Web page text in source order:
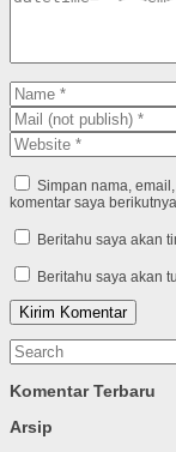
Simpan nama,
komentar saya
Beritahu saya akan
Beritahu saya akan
Komentar Terbaru
Arsip